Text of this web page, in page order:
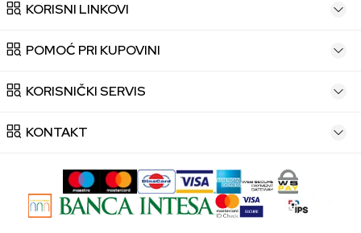
KORISNI LINKOVI
POMOĆ PRI KUPOVINI
KORISNIČKI SERVIS
KONTAKT